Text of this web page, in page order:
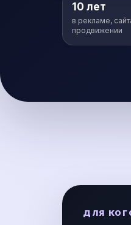
10 лет
в рекламе,
продвижении
ДЛЯ